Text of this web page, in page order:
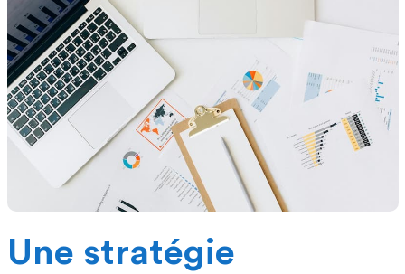
Une stratégie